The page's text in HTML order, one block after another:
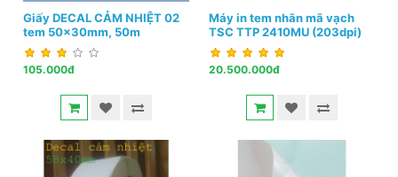
Giấy DECAL CẢM NHIỆT 02
tem 50x30mm, 50m
105.000đ
Máy in tem nhãn mã vạch
TSC TTP 2410MU (203dpi)
20.500.000đ